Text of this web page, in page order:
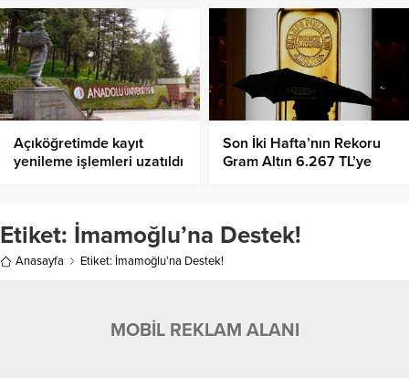
Açıköğretimde kayıt
yenileme işlemleri uzatıldı
Son İki Hafta’nın Rekoru
Gram Altın 6.267 TL’ye
Etiket: İmamoğlu’na Destek!
Anasayfa Etiket: İmamoğlu’na Destek!
MOBİL REKLAM ALANI